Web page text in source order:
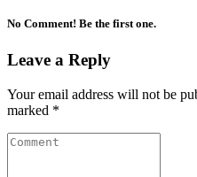
No Comment! Be the first one.
Leave a Reply
Your email address will not be
marked *